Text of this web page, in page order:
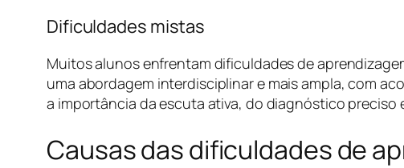
Dificuldades mistas
Muitos alunos enfrentam dificuldades de
uma abordagem interdisciplinar e mais ampla, com
a importância da escuta ativa, do diagnóstico
Causas das dificuldades de